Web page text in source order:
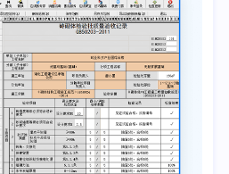
评价标准》RFJ01-2015
限公司、中铁五局集团建筑工程有
任公司、七冶建设集团有限责任